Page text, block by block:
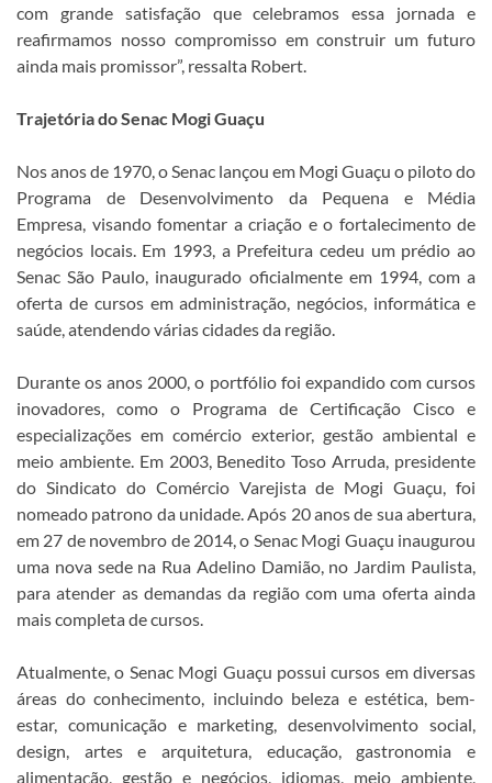
com grande satisfação que celebramos essa jornada e
reafirmamos nosso compromisso em construir um futuro
ainda mais promissor”, ressalta Robert.
Trajetória do Senac Mogi Guaçu
Nos anos de 1970, o Senac lançou em Mogi Guaçu o piloto do
Programa de Desenvolvimento da Pequena e Média
Empresa, visando fomentar a criação e o fortalecimento de
negócios locais. Em 1993, a Prefeitura cedeu um prédio ao
Senac São Paulo, inaugurado oficialmente em 1994, com a
oferta de cursos em administração, negócios, informática e
saúde, atendendo várias cidades da região.
Durante os anos 2000, o portfólio foi expandido com cursos
inovadores, como o Programa de Certificação Cisco e
especializações em comércio exterior, gestão ambiental e
meio ambiente. Em 2003, Benedito Toso Arruda, presidente
do Sindicato do Comércio Varejista de Mogi Guaçu, foi
nomeado patrono da unidade. Após 20 anos de sua abertura,
em 27 de novembro de 2014, o Senac Mogi Guaçu inaugurou
uma nova sede na Rua Adelino Damião, no Jardim Paulista,
para atender as demandas da região com uma oferta ainda
mais completa de cursos.
Atualmente, o Senac Mogi Guaçu possui cursos em diversas
áreas do conhecimento, incluindo beleza e estética, bem-
estar, comunicação e marketing, desenvolvimento social,
design, artes e arquitetura, educação, gastronomia e
alimentação, gestão e negócios, idiomas, meio ambiente,